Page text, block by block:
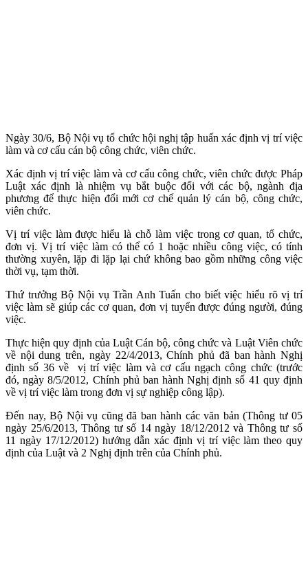
Ngày 30/6, Bộ Nội vụ tổ chức hội nghị tập huấn xác định vị trí việc
làm và cơ cấu cán bộ công chức, viên chức.
Xác định vị trí việc làm và cơ cấu công chức, viên chức được Pháp
Luật xác định là nhiệm vụ bắt buộc đối với các bộ, ngành địa
phương để thực hiện đổi mới cơ chế quản lý cán bộ, công chức,
viên chức.
Vị trí việc làm được hiểu là chỗ làm việc trong cơ quan, tổ chức,
đơn vị. Vị trí việc làm có thể có 1 hoặc nhiều công việc, có tính
thường xuyên, lặp đi lặp lại chứ không bao gồm những công việc
thời vụ, tạm thời.
Thứ trưởng Bộ Nội vụ Trần Anh Tuấn cho biết việc hiểu rõ vị trí
việc làm sẽ giúp các cơ quan, đơn vị tuyển được đúng người, đúng
việc.
Thực hiện quy định của Luật Cán bộ, công chức và Luật Viên chức
về nội dung trên, ngày 22/4/2013, Chính phủ đã ban hành Nghị
định số 36 về vị trí việc làm và cơ cấu ngạch công chức (trước
đó, ngày 8/5/2012, Chính phủ ban hành Nghị định số 41 quy định
về vị trí việc làm trong đơn vị sự nghiệp công lập).
Đến nay, Bộ Nội vụ cũng đã ban hành các văn bản (Thông tư 05
ngày 25/6/2013, Thông tư số 14 ngày 18/12/2012 và Thông tư số
11 ngày 17/12/2012) hướng dẫn xác định vị trí việc làm theo quy
định của Luật và 2 Nghị định trên của Chính phủ.